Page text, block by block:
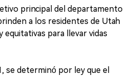
principal del departamento
a los residentes de Utah
para llevar vidas
se determinó por ley que el